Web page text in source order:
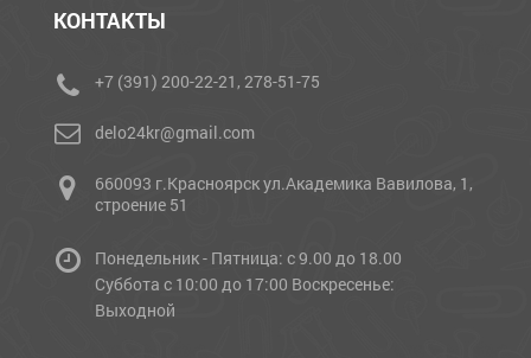
КОНТАКТЫ
+7 (391) 200-22-21, 278-51-75
delo24kr@gmail.com
660093 г.Красноярск ул.Академика Вавилова, 1,
строение 51
Понедельник - Пятница: с 9.00 до 18.00
Cуббота с 10:00 до 17:00 Воскресенье:
Выходной